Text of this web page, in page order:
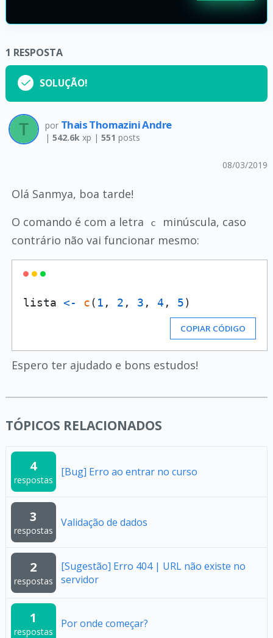
1 RESPOSTA
SOLUÇÃO!
por Thais Thomazini Andre
| 542.6kxp | 551 posts
08/03/2019
Olá Sanmya, boa tarde!
O comando é com a letra
c
minúscula, caso
contrário não vai funcionar mesmo:
lista <- c( 1 , 2 , 3 , 4 , 5)
COPIAR CÓDIGO
Espero ter ajudado e bons estudos!
TÓPICOS RELACIONADOS
4
respostas
[Bug] Erro ao entrar no curso
3
respostas
Validação de dados
2
respostas
[Sugestão] Erro 404 | URL não existe no
servidor
1
respostas
Por onde começar?